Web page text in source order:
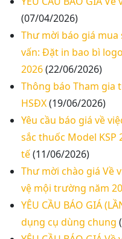
(07/04/2026)
Thư mời báo giá
vấn: Đặt in bao bì
2026(22/06/2026)
Thông báo Tham gia
HSĐX(19/06/2026)
Yêu cầu báo giá về
sắc thuốc Model KSP
tế(11/06/2026)
Thư mời chào giá Về
vệ mội trường năm
YÊU CẦU BÁO GIÁ
dụng cụ dùng chung
Thư mời báo giá
Thư mời báo giá về
khoa/phòng trong
Thư mời báo giá về
báo giá thi công
ăn từ thiện của
Thư mời báo giá về